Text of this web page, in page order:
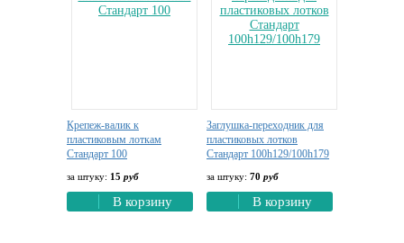
Крепеж-валик к
пластиковым лоткам
Стандарт 100
за штуку: 15 руб
В корзину
Заглушка-переходник для
пластиковых лотков
Стандарт 100h129/100h179
за штуку: 70 руб
В корзину